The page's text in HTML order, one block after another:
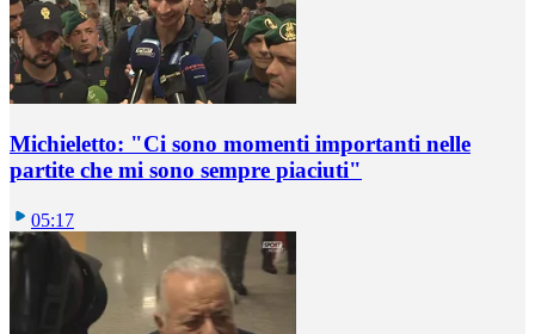
Michieletto: "Ci sono momenti importanti nelle
partite che mi sono sempre piaciuti"
05:17